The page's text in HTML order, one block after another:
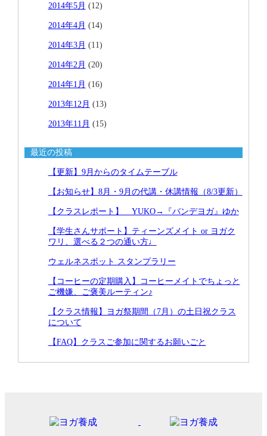
2014年5月 (12)
2014年4月 (14)
2014年3月 (11)
2014年2月 (20)
2014年1月 (16)
2013年12月 (13)
2013年11月 (15)
最近の投稿
【更新】9月からのタイムテーブル
【お知らせ】8月・9月の代講・休講情報（8/3更新）
【クラスレポート】 YUKO→『バンデヨガ』ゆか
【学生さんサポート】ティーンズメイト or ヨガク
ワリ、選べる２つの通い方♩
ウェルネスポット スタンプラリー
【コーヒーの定期購入】コーヒーメイトでちょっと
ご機嫌、ご褒美ルーティン♪
【クラス情報】ヨガ祭期間（7月）の土日祝クラス
について
【FAQ】クラスご参加に関するお願いごと